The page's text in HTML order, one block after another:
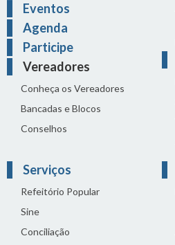
Eventos
Agenda
Participe
Vereadores
Conheça os Vereadores
Bancadas e Blocos
Conselhos
Serviços
Refeitório Popular
Sine
Conciliação